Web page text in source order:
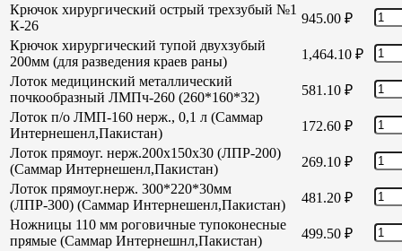
Крючок хирургический острый трехзубый №1
К-26
945.00 ₽
Крючок хирургический тупой двухзубый
200мм (для разведения краев раны)
1,464.10 ₽
Лоток медицинский металлический
почкообразный ЛМПч-260 (260*160*32)
581.10 ₽
Лоток п/о ЛМП-160 нерж., 0,1 л (Саммар
Интернешенл,Пакистан)
172.60 ₽
Лоток прямоуг. нерж.200х150х30 (ЛПР-200)
(Саммар Интернешенл,Пакистан)
269.10 ₽
Лоток прямоуг.нерж. 300*220*30мм
(ЛПР-300) (Саммар Интернешенл,Пакистан)
481.20 ₽
Ножницы 110 мм роговичные тупоконесные
прямые (Саммар Интернешнл,Пакистан)
499.50 ₽